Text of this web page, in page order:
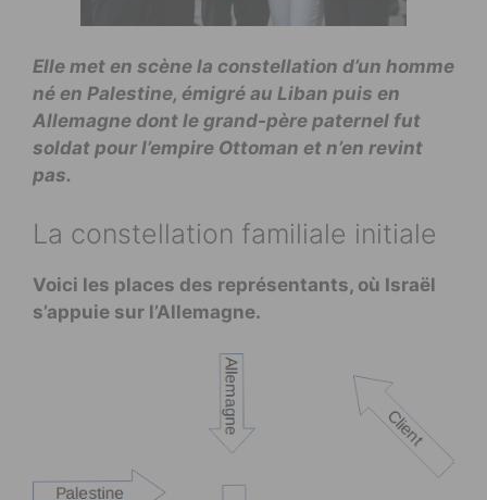
Elle met en scène la constellation d’un homme
né en Palestine, émigré au Liban puis en
Allemagne dont le grand-père paternel fut
soldat pour l’empire Ottoman et n’en revint
pas.
La constellation familiale initiale
Voici les places des représentants, où Israël
s’appuie sur l’Allemagne.